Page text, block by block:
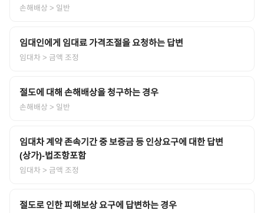
손해배상 > 일반
임대인에게 임대료 가격조절을 요청하는 답변
임대차> 금액 조정
절도에 대해 손해배상을 청구하는 경우
손해배상 > 일반
임대차 계약 존속기간 중 보증금 등 인상요구에 대한 답변
(상가)-법조항포함
임대차> 금액 조정
절도로 인한 피해보상 요구에 답변하는 경우